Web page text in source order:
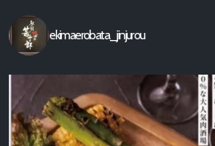
ekimaerobata_jinjurou